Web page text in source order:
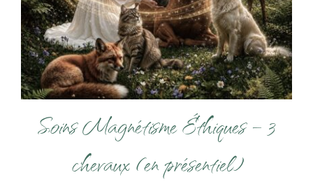
Soins Magnétisme Éthiques – 3
chevaux (en présentiel)